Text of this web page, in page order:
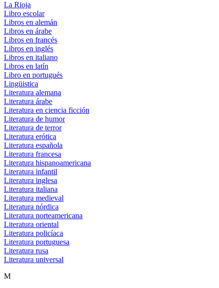
La Rioja
Libro escolar
Libros en alemán
Libros en árabe
Libros en francés
Libros en inglés
Libros en italiano
Libros en latín
Libro en portugués
Lingüistica
Literatura alemana
Literatura árabe
Literatura en ciencia ficción
Literatura de humor
Literatura de terror
Literatura erótica
Literatura española
Literatura francesa
Literatura hispanoamericana
Literatura infantil
Literatura inglesa
Literatura italiana
Literatura medieval
Literatura nórdica
Literatura norteamericana
Literatura oriental
Literatura policíaca
Literatura portuguesa
Literatura rusa
Literatura universal
M